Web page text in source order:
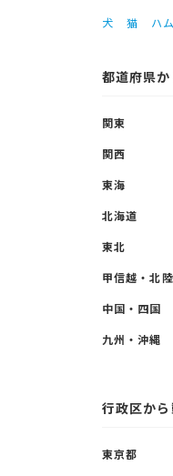
犬 猫 ハ
都道府県
関東
関西
東海
北海道
東北
甲信越・北陸
中国・四国
九州・沖縄
行政区か
東京都